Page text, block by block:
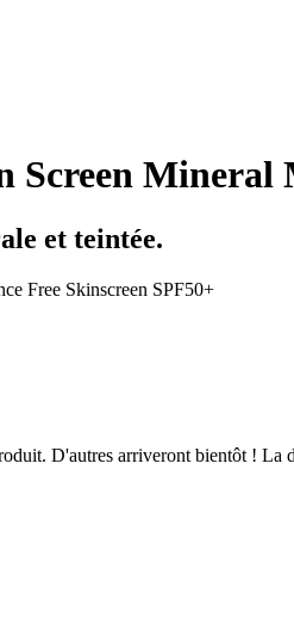
Screen Mineral
et teintée.
Free Skinscreen SPF50+
D'autres arriveront bientôt ! La